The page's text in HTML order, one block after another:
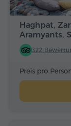
Haghpat,
Aramyants,
322
Preis pro